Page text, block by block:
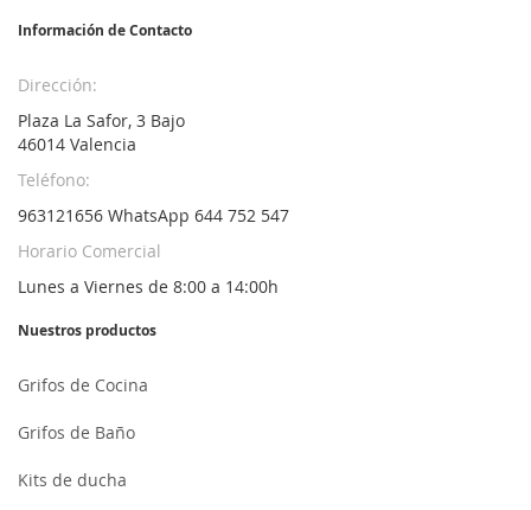
Información de Contacto
Dirección:
Plaza La Safor, 3 Bajo
46014 Valencia
Teléfono:
963121656 WhatsApp 644 752 547
Horario Comercial
Lunes a Viernes de 8:00 a 14:00h
Nuestros productos
Grifos de Cocina
Grifos de Baño
Kits de ducha